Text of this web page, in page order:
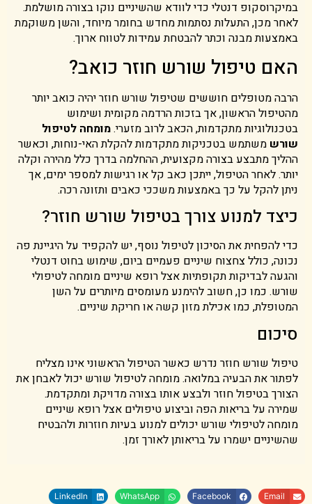
במיקרוסקופ דנטלי כדי לוודא שהשיניים נוקו בצורה מושלמת.
לאחר מכן, התעלות נסתמות מחדש בחומר מיוחד, והשן משוקמת
באמצעות מבנה וכתר להבטחת עמידות לטווח ארוך.
האם טיפול שורש חוזר כואב?
הרבה מטופלים חוששים שטיפול שורש חוזר יהיה כואב יותר
מהטיפול הראשון, אך בזכות הרדמה מקומית ושימוש
בטכנולוגיות מתקדמות, הכאב לרוב מזערי.מומחה לטיפול
שורש משתמש בטכניקות מתקדמות להקלת האי-נוחות, וכאשר
ההליך מתבצע בצורה מקצועית, ההחלמה בדרך כלל מהירה וקלה
יותר. לאחר הטיפול, ייתכן כאב קל או רגישות למספר ימים, אך
ניתן להקל על כך באמצעות משככי כאבים ותזונה רכה.
כיצד למנוע צורך בטיפול שורש חוזר?
כדי להפחית את הסיכון לטיפול נוסף, יש להקפיד על היגיינת פה
נכונה, כולל צחצוח שיניים פעמיים ביום, שימוש בחוט דנטלי
והגעה לבדיקות תקופתיות אצל רופא שיניים מומחה לטיפולי
שורש. כמו כן, חשוב להימנע מעומסים מיותרים על השן
המטופלת, כמו אכילת מזון קשה או חריקת שיניים.
סיכום
טיפול שורש חוזר נדרש כאשר הטיפול הראשוני אינו מצליח
לפתור את הבעיה במלואה. מומחה לטיפול שורש יכול לאבחן את
הצורך בטיפול חוזר ולבצע אותו בצורה מדויקת ומתקדמת.
שמירה על בריאות הפה וביצוע טיפולים אצל רופא שיניים
מומחה לטיפולי שורש יכולים למנוע בעיות חוזרות ולהבטיח
שהשיניים ישמרו על בריאותן לאורך זמן.
Email
Facebook
WhatsApp
LinkedIn